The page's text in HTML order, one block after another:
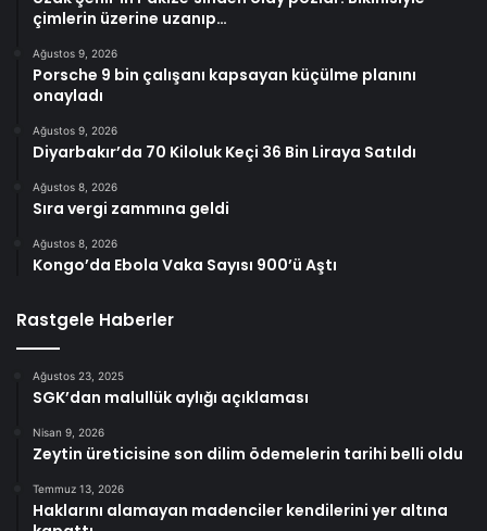
çimlerin üzerine uzanıp…
Ağustos 9, 2026
Porsche 9 bin çalışanı kapsayan küçülme planını
onayladı
Ağustos 9, 2026
Diyarbakır’da 70 Kiloluk Keçi 36 Bin Liraya Satıldı
Ağustos 8, 2026
Sıra vergi zammına geldi
Ağustos 8, 2026
Kongo’da Ebola Vaka Sayısı 900’ü Aştı
Rastgele Haberler
Ağustos 23, 2025
SGK’dan malullük aylığı açıklaması
Nisan 9, 2026
Zeytin üreticisine son dilim ödemelerin tarihi belli oldu
Temmuz 13, 2026
Haklarını alamayan madenciler kendilerini yer altına